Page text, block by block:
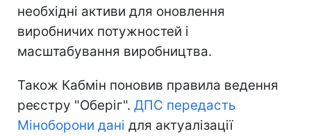
необхідні активи для оновлення
виробничих потужностей і
масштабування виробництва.
Також Кабмін поновив правила ведення
реєстру "Оберіг". ДПС передасть
Міноборони дані для актуалізації